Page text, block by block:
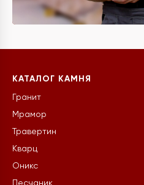
КАТАЛОГ КАМНЯ
Гранит
Мрамор
Травертин
Кварц
Оникс
Песчаник